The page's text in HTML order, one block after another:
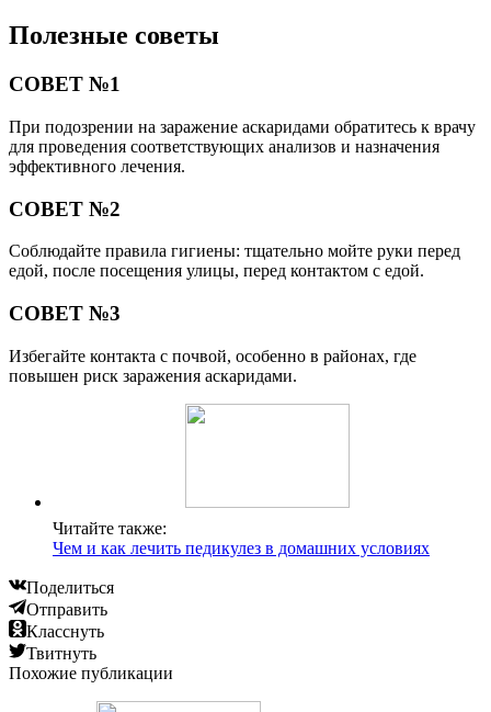
Полезные советы
СОВЕТ №1
При подозрении на заражение аскаридами обратитесь к врачу
для проведения соответствующих анализов и назначения
эффективного лечения.
СОВЕТ №2
Соблюдайте правила гигиены: тщательно мойте руки перед
едой, после посещения улицы, перед контактом с едой.
СОВЕТ №3
Избегайте контакта с почвой, особенно в районах, где
повышен риск заражения аскаридами.
Читайте также:
Чем и как лечить педикулез в домашних условиях
Поделиться
Отправить
Класснуть
Твитнуть
Похожие публикации